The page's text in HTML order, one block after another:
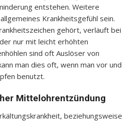
entstehen. Weitere
Krankheitsgefühl sein.
gehört, verläuft bei
nur mit leicht erhöhten
sind oft Auslöser von
man dies oft, wenn man vor und
benutzt.
Mittelohrentzündung
beziehungsweise